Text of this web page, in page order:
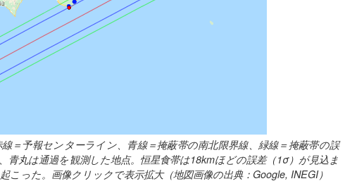
＝予報センターライン、青線＝掩蔽帯の南北限界線、緑線＝掩蔽帯の誤
青丸は通過を観測した地点。恒星食帯は18kmほどの誤差（1σ）が見込ま
った。画像クリックで表示拡大（地図画像の出典：Google, INEGI）